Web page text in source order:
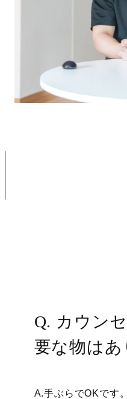
Q. カウン
要な物はあ
A.手ぶらでOKです